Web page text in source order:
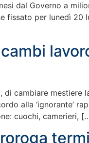
dal Governo a
per lunedì 20
cambiare mestiere
alla ‘ignorante’
cuochi, camerieri,